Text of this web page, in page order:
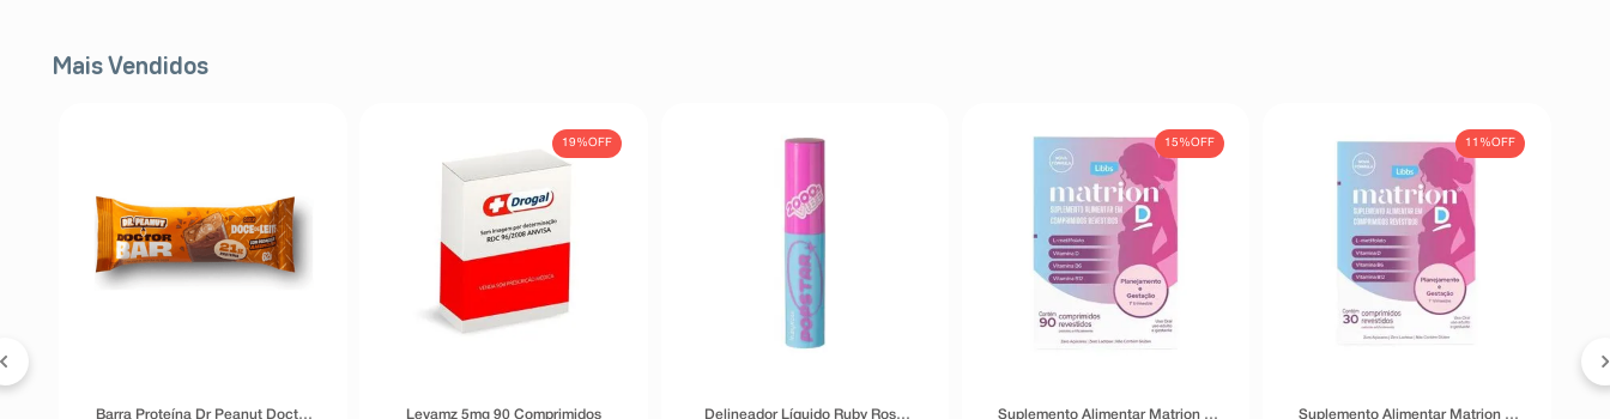
Mais Vendidos
Barra Proteína Dr Peanut Doctor
19%OFF
Levamz 5mg 90 Comprimidos
Delineador Líquido Ruby Rose
15%OFF
Suplemento Alimentar Matrion D
11%OFF
Suplemento Alimentar Matrion D